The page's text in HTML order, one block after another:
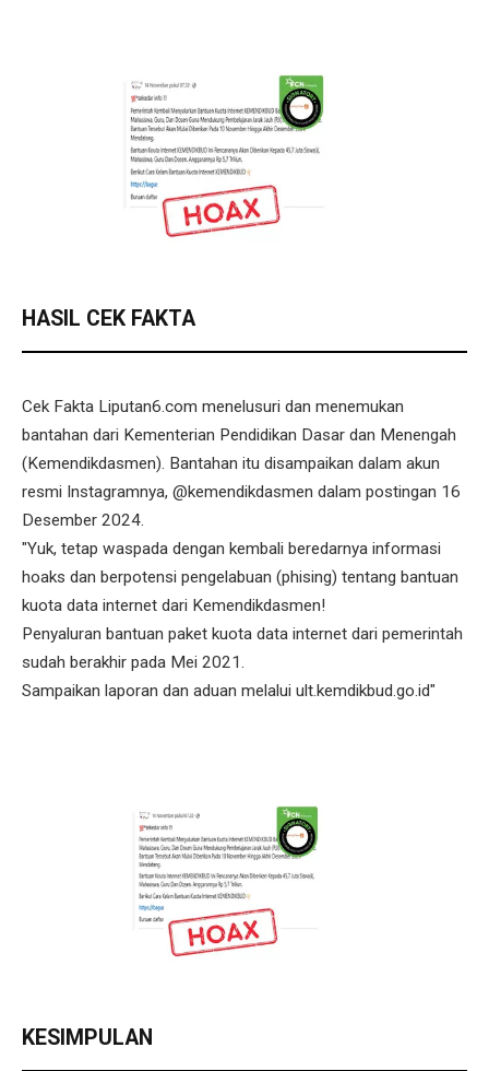
HASIL CEK FAKTA
Cek Fakta Liputan6.com menelusuri dan menemukan
bantahan dari Kementerian Pendidikan Dasar dan Menengah
(Kemendikdasmen). Bantahan itu disampaikan dalam akun
resmi Instagramnya, @kemendikdasmen dalam postingan 16
Desember 2024.
"Yuk, tetap waspada dengan kembali beredarnya informasi
hoaks dan berpotensi pengelabuan (phising) tentang bantuan
kuota data internet dari Kemendikdasmen!
Penyaluran bantuan paket kuota data internet dari pemerintah
sudah berakhir pada Mei 2021.
Sampaikan laporan dan aduan melalui ult.kemdikbud.go.id"
KESIMPULAN